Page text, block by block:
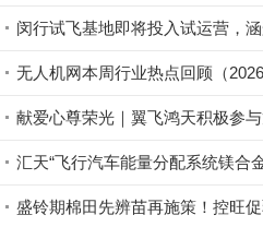
无人机网本周行业热点回顾（
献爱心尊荣光｜翼飞鸿天积极参
盛铃期棉田先辨苗再施策！控旺